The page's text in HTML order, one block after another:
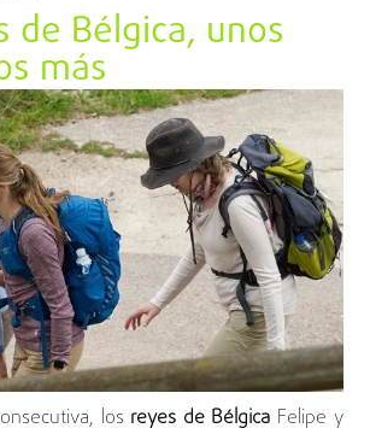
de Bélgica, unos
más
los reyes de Bélgica Felipe y